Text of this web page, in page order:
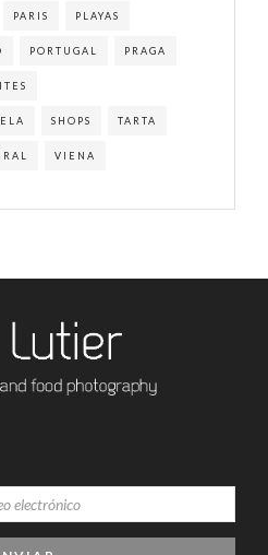
PARIS PLAYAS
PORTUGAL PRAGA
SHOPS TARTA
VIENA